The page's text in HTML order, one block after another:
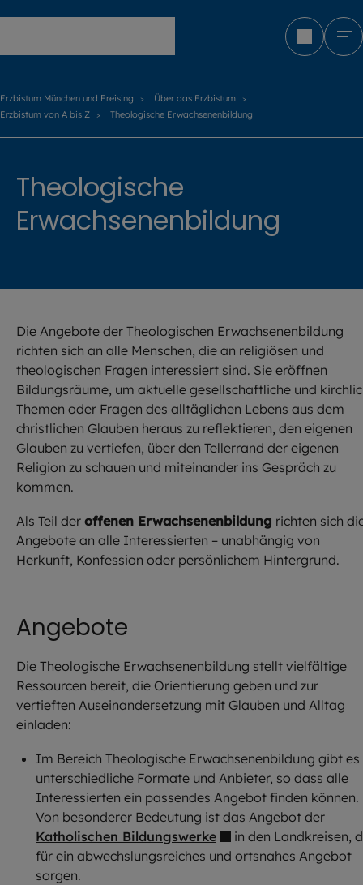
Erzbistum München und Freising
Über das Erzbistum
Erzbistum von A bis Z
Theologische Erwachsenenbildung
Theologische
Erwachsenenbildung
Die Angebote der Theologischen Erwachsenenbildung
richten sich an alle Menschen, die an religiösen und
theologischen Fragen interessiert sind. Sie eröffnen
Bildungsräume, um aktuelle gesellschaftliche und
Themen oder Fragen des alltäglichen Lebens aus dem
christlichen Glauben heraus zu reflektieren, den eigenen
Glauben zu vertiefen, über den Tellerrand der eigenen
Religion zu schauen und miteinander ins Gespräch zu
kommen.
Als Teil der offenen Erwachsenenbildung richten sich
Angebote an alle Interessierten – unabhängig von
Herkunft, Konfession oder persönlichem Hintergrund.
Angebote
Die Theologische Erwachsenenbildung stellt vielfältige
Ressourcen bereit, die Orientierung geben und zur
vertieften Auseinandersetzung mit Glauben und Alltag
einladen:
Im Bereich Theologische Erwachsenenbildung gibt es
unterschiedliche Formate und Anbieter, so dass alle
Interessierten ein passendes Angebot finden können.
Von besonderer Bedeutung ist das Angebot der
Katholischen Bildungswerke
in den Landkreisen,
für ein abwechslungsreiches und ortsnahes Angebot
sorgen.